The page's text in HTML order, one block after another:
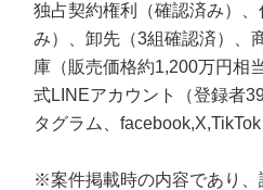
独占契約権利（確認済み）
み）、卸先（3組確認済）、
庫（販売価格約1,200万円相
式LINEアカウント（登録者
タグラム、facebook,X,TikTok
※案件掲載時の内容であり、